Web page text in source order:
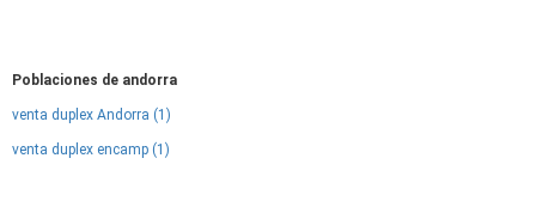
Poblaciones de andorra
venta duplex Andorra (1)
venta duplex encamp (1)